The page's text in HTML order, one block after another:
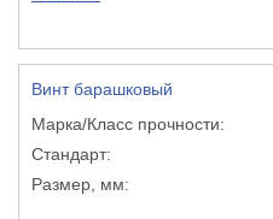
Винт барашковый